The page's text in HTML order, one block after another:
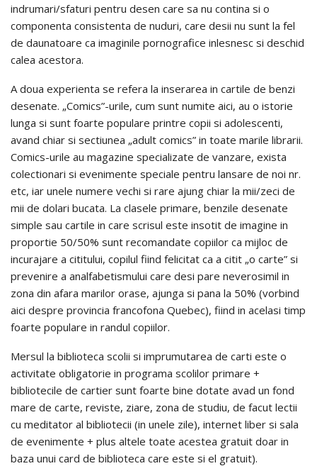
indrumari/sfaturi pentru desen care sa nu contina si o
componenta consistenta de nuduri, care desii nu sunt la fel
de daunatoare ca imaginile pornografice inlesnesc si deschid
calea acestora.
A doua experienta se refera la inserarea in cartile de benzi
desenate. „Comics”-urile, cum sunt numite aici, au o istorie
lunga si sunt foarte populare printre copii si adolescenti,
avand chiar si sectiunea „adult comics” in toate marile librarii.
Comics-urile au magazine specializate de vanzare, exista
colectionari si evenimente speciale pentru lansare de noi nr.
etc, iar unele numere vechi si rare ajung chiar la mii/zeci de
mii de dolari bucata. La clasele primare, benzile desenate
simple sau cartile in care scrisul este insotit de imagine in
proportie 50/50% sunt recomandate copiilor ca mijloc de
incurajare a cititului, copilul fiind felicitat ca a citit „o carte” si
prevenire a analfabetismului care desi pare neverosimil in
zona din afara marilor orase, ajunga si pana la 50% (vorbind
aici despre provincia francofona Quebec), fiind in acelasi timp
foarte populare in randul copiilor.
Mersul la biblioteca scolii si imprumutarea de carti este o
activitate obligatorie in programa scolilor primare +
bibliotecile de cartier sunt foarte bine dotate avad un fond
mare de carte, reviste, ziare, zona de studiu, de facut lectii
cu meditator al bibliotecii (in unele zile), internet liber si sala
de evenimente + plus altele toate acestea gratuit doar in
baza unui card de biblioteca care este si el gratuit).